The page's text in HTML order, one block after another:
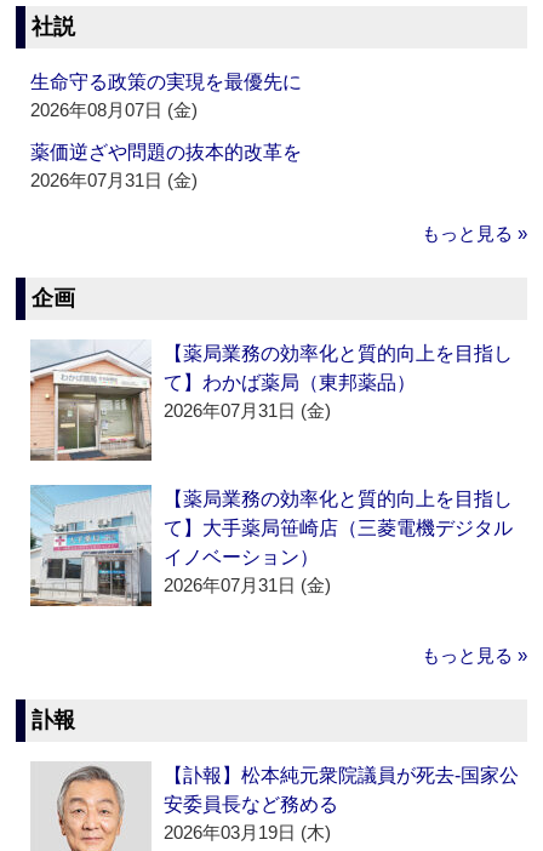
社説
生命守る政策の実現を最優先に
2026年08月07日 (金)
薬価逆ざや問題の抜本的改革を
2026年07月31日 (金)
もっと見る »
企画
【薬局業務の効率化と質的向上を目指し
て】わかば薬局（東邦薬品）
2026年07月31日 (金)
【薬局業務の効率化と質的向上を目指し
て】大手薬局笹崎店（三菱電機デジタル
イノベーション）
2026年07月31日 (金)
もっと見る »
訃報
【訃報】松本純元衆院議員が死去‐国家公
安委員長など務める
2026年03月19日 (木)